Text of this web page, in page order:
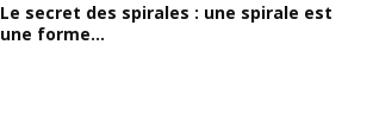
Le secret des spirales : une spirale est
une forme...